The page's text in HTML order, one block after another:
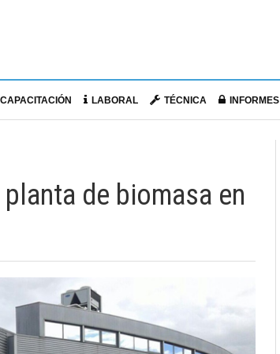
CAPACITACIÓN LABORAL TÉCNICA INFORMES
de biomasa en